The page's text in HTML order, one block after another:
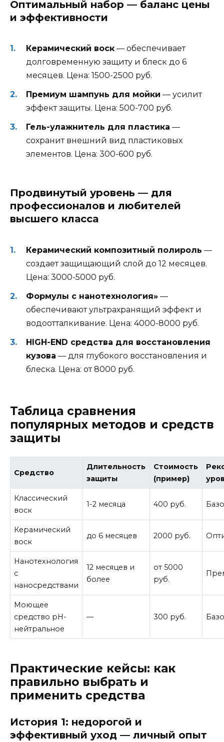
Оптимальный набор — баланс цены
и эффективности
Керамический воск — обеспечивает
долговременную защиту и блеск до 6
месяцев. Цена: 1500-2500 руб.
Премиум шампунь для мойки — усилит
эффект защиты. Цена: 500-700 руб.
Гель-улажнитель для пластика —
сохранит внешний вид пластиковых
элементов. Цена: 300-600 руб.
Продвинутый уровень — для
профессионалов и любителей
высшего класса
Керамический композитный полироль —
создает защищающий слой до 12 месяцев.
Цена: 3000-5000 руб.
Формулы с нанотехнология» —
обеспечивают ультрахранящий эффект и
водоотталкивание. Цена: 4000-8000 руб.
HIGH-END средства для восстановления
кузова — для глубокого восстановления и
блеска. Цена: от 8000 руб.
Таблица сравнения
популярных методов и средств
защиты
Средство
Длительность
защиты
Стоимость
(пример)
Классический
воск
1-2 месяца 400 руб.
Керамический
воск
до 6 месяцев 2000 руб.
Нанотехнология
c
наносредствами
12 месяцев и
более
от 5000
руб.
Моющее
средство pH-
нейтральное
— 300 руб.
Практические кейсы: как
правильно выбрать и
применить средства
История 1: недорогой и
эффективный уход — личный опыт